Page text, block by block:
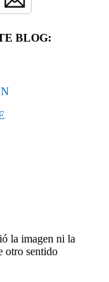
BLOG:
la imagen ni la
otro sentido